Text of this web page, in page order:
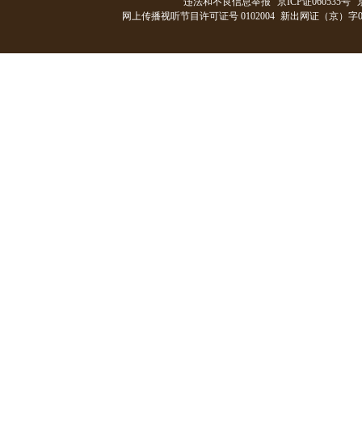
网上传播视听节目许可证号 0102004 新出网证（京）